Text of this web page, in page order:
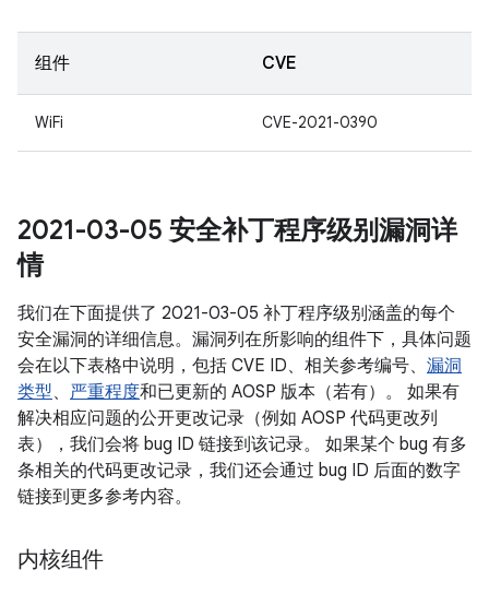
组件 CVE
WiFi CVE-2021-0390
2021-03-05 安全补丁程序级别漏洞详
情
我们在下面提供了 2021-03-05 补丁程序级别涵盖的每个
安全漏洞的详细信息。漏洞列在所影响的组件下，具体问题
会在以下表格中说明，包括 CVE ID、相关参考编号、 漏洞
类型、 严重程度和已更新的 AOSP 版本（若有）。 如果有
解决相应问题的公开更改记录（例如 AOSP 代码更改列
表），我们会将 bug ID 链接到该记录。 如果某个 bug 有多
条相关的代码更改记录，我们还会通过 bug ID 后面的数字
链接到更多参考内容。
内核组件